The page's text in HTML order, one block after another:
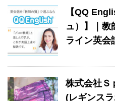
【QQ
ュ）】｜教
ライン英会
株式会社Ｓ
(レギンス